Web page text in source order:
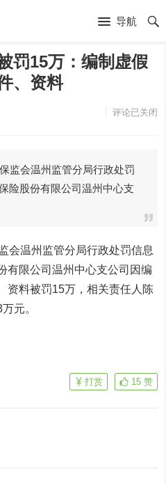
导航
罚15万：编制虚假
、资料
评论已关闭
会温州监管分局行政处罚
险股份有限公司温州中心支
温州监管分局行政处罚信息
有限公司温州中心支公司因编
资料被罚15万，相关责任人陈
元。
15 赞
打赏